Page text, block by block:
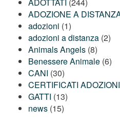
ADOTTATI (244)
ADOZIONE A
adozioni (1)
adozioni a distanza (2)
Animals Angels (8)
Benessere Animale (6)
CANI (30)
CERTIFICATI
GATTI (13)
news (15)